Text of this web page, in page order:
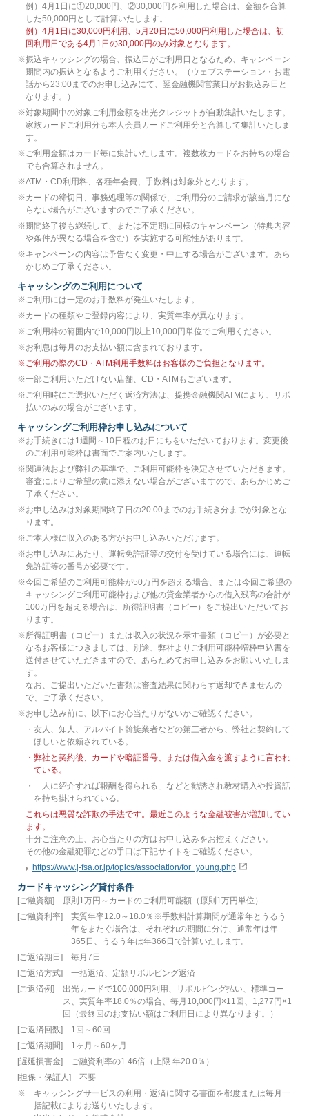
例）4月1日に①20,000円、②30,000円を利用した場合は、金額を合算
した50,000円として計算いたします。
例）4月1日に30,000円利用、5月20日に50,000円利用した場合は、初
回利用日である4月1日の30,000円のみ対象となります。
※振込キャッシングの場合、振込日がご利用日となるため、キャンペーン
期間内の振込となるようご利用ください。（ウェブステーション・お電
話から23:00までのお申し込みにて、翌金融機関営業日がお振込み日と
なります。）
※対象期間中の対象ご利用金額を出光クレジットが自動集計いたします。
家族カードご利用分も本人会員カードご利用分と合算して集計いたしま
す。
※ご利用金額はカード毎に集計いたします。複数枚カードをお持ちの場合
でも合算されません。
※ATM・CD利用料、各種年会費、手数料は対象外となります。
※カードの締切日、事務処理等の関係で、ご利用分のご請求が該当月にな
らない場合がございますのでご了承ください。
※期間終了後も継続して、または不定期に同様のキャンペーン（特典内容
や条件が異なる場合を含む）を実施する可能性があります。
※キャンペーンの内容は予告なく変更・中止する場合がございます。あら
かじめご了承ください。
キャッシングのご利用について
※ご利用には一定のお手数料が発生いたします。
※カードの種類やご登録内容により、実質年率が異なります。
※ご利用枠の範囲内で10,000円以上10,000円単位でご利用ください。
※お利息は毎月のお支払い額に含まれております。
※ご利用の際のCD・ATM利用手数料はお客様のご負担となります。
※一部ご利用いただけない店舗、CD・ATMもございます。
※ご利用時にご選択いただく返済方法は、提携金融機関ATMにより、リボ
払いのみの場合がございます。
キャッシングご利用枠お申し込みについて
※お手続きには1週間～10日程のお日にちをいただいております。変更後
のご利用可能枠は書面でご案内いたします。
※関連法および弊社の基準で、ご利用可能枠を決定させていただきます。
審査によりご希望の意に添えない場合がございますので、あらかじめご
了承ください。
※お申し込みは対象期間終了日の20:00までのお手続き分までが対象とな
ります。
※ご本人様に収入のある方がお申し込みいただけます。
※お申し込みにあたり、運転免許証等の交付を受けている場合には、運転
免許証等の番号が必要です。
※今回ご希望のご利用可能枠が50万円を超える場合、または今回ご希望の
キャッシングご利用可能枠および他の貸金業者からの借入残高の合計が
100万円を超える場合は、所得証明書（コピー）をご提出いただいてお
ります。
※所得証明書（コピー）または収入の状況を示す書類（コピー）が必要と
なるお客様につきましては、別途、弊社よりご利用可能枠増枠申込書を
送付させていただきますので、あらためてお申し込みをお願いいたしま
す。
なお、ご提出いただいた書類は審査結果に関わらず返却できませんの
で、ご了承ください。
※お申し込み前に、以下にお心当たりがないかご確認ください。
・ 友人、知人、アルバイト斡旋業者などの第三者から、弊社と契約して
ほしいと依頼されている。
・ 弊社と契約後、カードや暗証番号、または借入金を渡すように言われ
ている。
・
「人に紹介すれば報酬を得られる」などと勧誘され教材購入や投資話
を持ち掛けられている。
これらは悪質な詐欺の手法です。最近このような金融被害が増加してい
ます。
十分ご注意の上、お心当たりの方はお申し込みをお控えください。
その他の金融犯罪などの手口は下記サイトをご確認ください。
https://www.j-fsa.or.jp/topics/association/for_young.php
カードキャッシング貸付条件
[ご融資額]
原則1万円～カードのご利用可能額（原則1万円単位）
[ご融資利率]
実質年率12.0～18.0％※手数料計算期間が通常年とうるう
年をまたぐ場合は、それぞれの期間に分け、通常年は年
365日、うるう年は年366日で計算いたします。
[ご返済期日]
毎月7日
[ご返済方式]
一括返済、定額リボルビング返済
[ご返済例]
出光カードで100,000円利用、リボルビング払い、標準コー
ス、実質年率18.0％の場合、毎月10,000円×11回、1,277円×1
回（最終回のお支払い額はご利用日により異なります。）
[ご返済回数]
1回～60回
[ご返済期間]
1ヶ月～60ヶ月
[遅延損害金]
ご融資利率の1.46倍（上限 年20.0％）
[担保・保証人]
不要
※
キャッシングサービスの利用・返済に関する書面を都度または毎月一
括記載によりお送りいたします。